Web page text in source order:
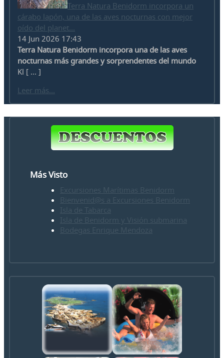
Terra Natura Benidorm incorpora un
cárabo lapón, una de las aves nocturnas con mejor
oído del planet...
14 Jun 2026 17:43
Terra Natura Benidorm incorpora una de las aves
nocturnas más grandes y sorprendentes del mundo
Kl [ ... ]
Leer más...
Más Visto
Excursiones Marítimas Benidorm
Bienvenid@s a Excursiones Benidorm
Isla de Tabarca
Isla de Benidorm y Visión submarina
Bodegas Enrique Mendoza